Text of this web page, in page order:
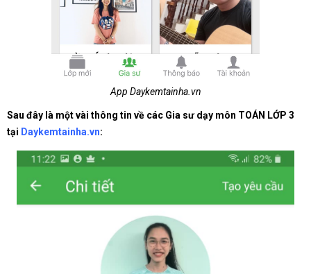
App Daykemtainha.vn
Sau đây là một vài thông tin về các Gia sư dạy môn TOÁN LỚP 3
tại Daykemtainha.vn: